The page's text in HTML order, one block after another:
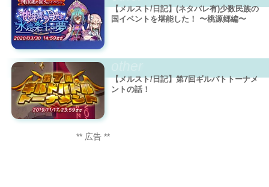
【メルスト/日記】(ネタバレ有)少数民族の
国イベントを堪能した！ 〜桃源郷編〜
【メルスト/日記】第7回ギルバトトーナメ
ントの話！
** 広告 **